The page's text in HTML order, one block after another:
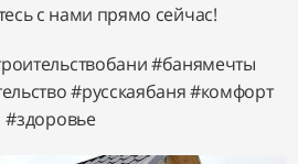
с нами прямо сейчас!
#банямечты
#русскаябаня #комфорт
#здоровье